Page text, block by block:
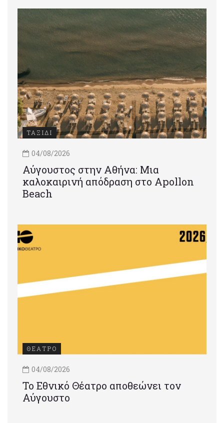
ΤΑΞΙΔΙ
04/08/2026
Αύγουστος στην Αθήνα: Μια
καλοκαιρινή απόδραση στο Apollon
Beach
ΘΕΑΤΡΟ
04/08/2026
Το Εθνικό Θέατρο αποθεώνει τον
Αύγουστο